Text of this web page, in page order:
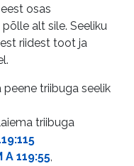
osas
alt sile. Seeliku
riidest toot ja
peene triibuga seelik
triibuga
A 119:55,